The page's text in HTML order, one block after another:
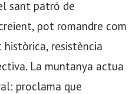
sant patró de
pot romandre com
resistència
La muntanya actua
proclama que